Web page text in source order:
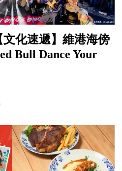
化速遞】維港海傍
Bull Dance Your